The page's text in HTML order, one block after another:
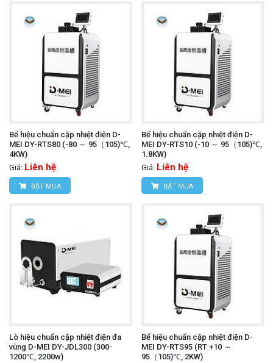
Bể hiệu chuẩn cặp nhiệt điện D-
MEI DY-RTS80 (-80 ～ 95（105)℃,
4KW)
Giá: Liên hệ
ĐẶT MUA
Bể hiệu chuẩn cặp nhiệt điện D-
MEI DY-RTS10 (-10 ～ 95（105)℃,
1.8KW)
Giá: Liên hệ
ĐẶT MUA
Lò hiệu chuẩn cặp nhiệt điện đa
vùng D-MEI DY-JDL300 (300-
1200℃, 2200w)
Bể hiệu chuẩn cặp nhiệt điện D-
MEI DY-RTS95 (RT +10 ～
95（105)℃, 2KW)